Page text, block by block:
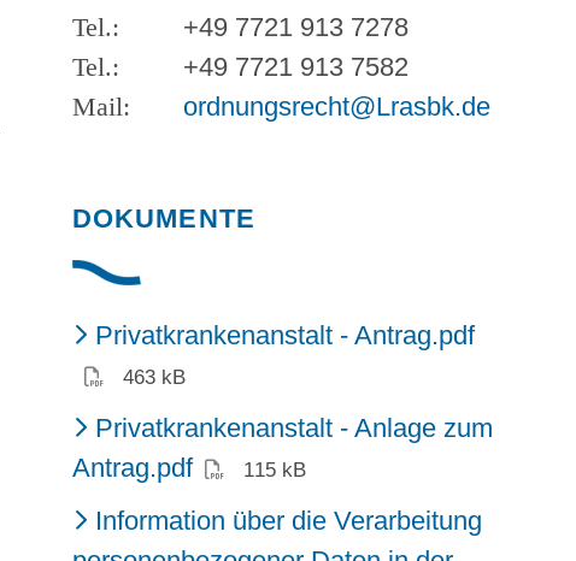
+49 7721 913 7278
+49 7721 913 7582
ordnungsrecht@Lrasbk.de
DOKUMENTE
Privatkrankenanstalt - Antrag.pdf(PDF)
463 kB
Privatkrankenanstalt - Anlage zum
Antrag.pdf(PDF)115 kB
Information über die Verarbeitung